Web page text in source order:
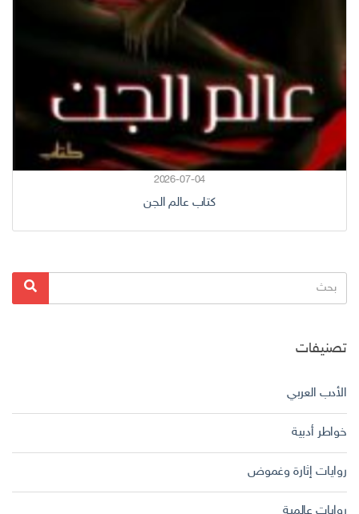
2026-07-04
كتاب عالم الجن
البحث
عن:
بحث
تصنيفات
الأدب العربي
خواطر أدبية
روايات إثارة وغموض
روايات عالمية